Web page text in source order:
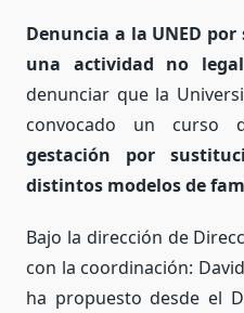
Denuncia a la UNED
una actividad no
denunciar que la
convocado un curso
gestación por
distintos modelos de
Bajo la dirección de
con la coordinación:
ha propuesto desde el